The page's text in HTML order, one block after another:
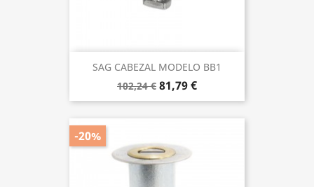
SAG CABEZAL MODELO BB1
102,24 € 81,79 €
-20%